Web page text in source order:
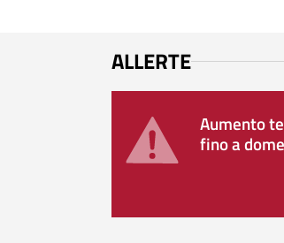
ALLERTE
Aumento
fino a